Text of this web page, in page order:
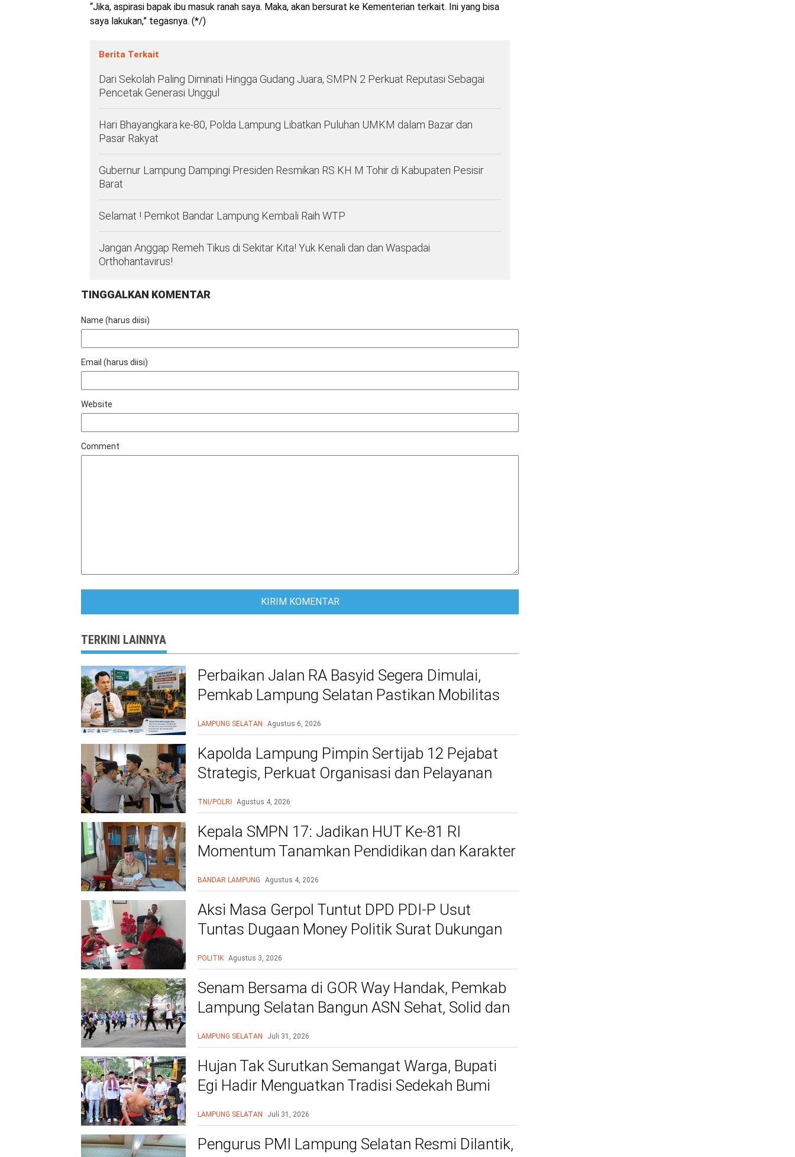
“Jika, aspirasi bapak ibu masuk ranah saya. Maka, akan bersurat ke Kementerian terkait. Ini yang bisa
saya lakukan,” tegasnya. (*/)
Berita Terkait
Dari Sekolah Paling Diminati Hingga Gudang Juara, SMPN 2 Perkuat Reputasi Sebagai
Pencetak Generasi Unggul
Hari Bhayangkara ke-80, Polda Lampung Libatkan Puluhan UMKM dalam Bazar dan
Pasar Rakyat
Gubernur Lampung Dampingi Presiden Resmikan RS KH M Tohir di Kabupaten Pesisir
Barat
Selamat ! Pemkot Bandar Lampung Kembali Raih WTP
Jangan Anggap Remeh Tikus di Sekitar Kita! Yuk Kenali dan dan Waspadai
Orthohantavirus!
TINGGALKAN KOMENTAR
Name (harus diisi)
Email (harus diisi)
Website
Comment
TERKINI LAINNYA
Perbaikan Jalan RA Basyid Segera Dimulai,
Pemkab Lampung Selatan Pastikan Mobilitas
LAMPUNG SELATAN Agustus 6, 2026
Kapolda Lampung Pimpin Sertijab 12 Pejabat
Strategis, Perkuat Organisasi dan Pelayanan
TNI/POLRI Agustus 4, 2026
Kepala SMPN 17: Jadikan HUT Ke-81 RI
Momentum Tanamkan Pendidikan dan Karakter
BANDAR LAMPUNG Agustus 4, 2026
Aksi Masa Gerpol Tuntut DPD PDI-P Usut
Tuntas Dugaan Money Politik Surat Dukungan
POLITIK Agustus 3, 2026
Senam Bersama di GOR Way Handak, Pemkab
Lampung Selatan Bangun ASN Sehat, Solid dan
LAMPUNG SELATAN Juli 31, 2026
Hujan Tak Surutkan Semangat Warga, Bupati
Egi Hadir Menguatkan Tradisi Sedekah Bumi
LAMPUNG SELATAN Juli 31, 2026
Pengurus PMI Lampung Selatan Resmi Dilantik,